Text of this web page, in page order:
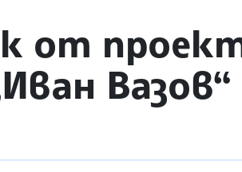
от
Вазов“